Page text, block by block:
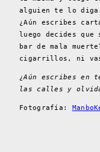
alguien te lo diga.
¿Aún escribes
luego decides que
bar de mala
cigarrillos, ni vas
¿Aún escribes en
las calles y
Fotografía: